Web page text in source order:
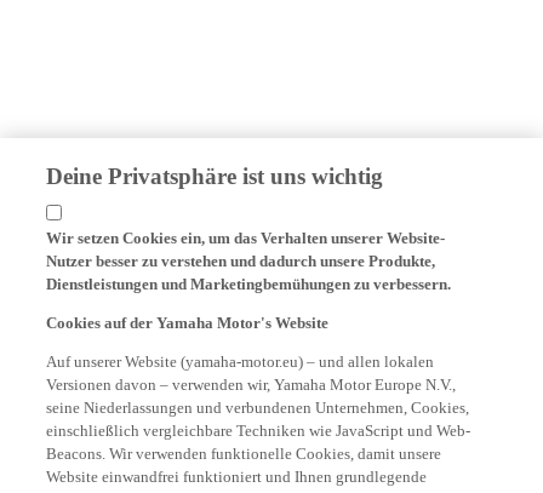
Deine Privatsphäre ist uns wichtig
Wir setzen Cookies ein, um das Verhalten unserer Website-
Nutzer besser zu verstehen und dadurch unsere Produkte,
Dienstleistungen und Marketingbemühungen zu verbessern.
Cookies auf der Yamaha Motor's Website
Auf unserer Website (yamaha-motor.eu) – und allen lokalen
Versionen davon – verwenden wir, Yamaha Motor Europe N.V.,
seine Niederlassungen und verbundenen Unternehmen, Cookies,
einschließlich vergleichbare Techniken wie JavaScript und Web-
Beacons. Wir verwenden funktionelle Cookies, damit unsere
Website einwandfrei funktioniert und Ihnen grundlegende